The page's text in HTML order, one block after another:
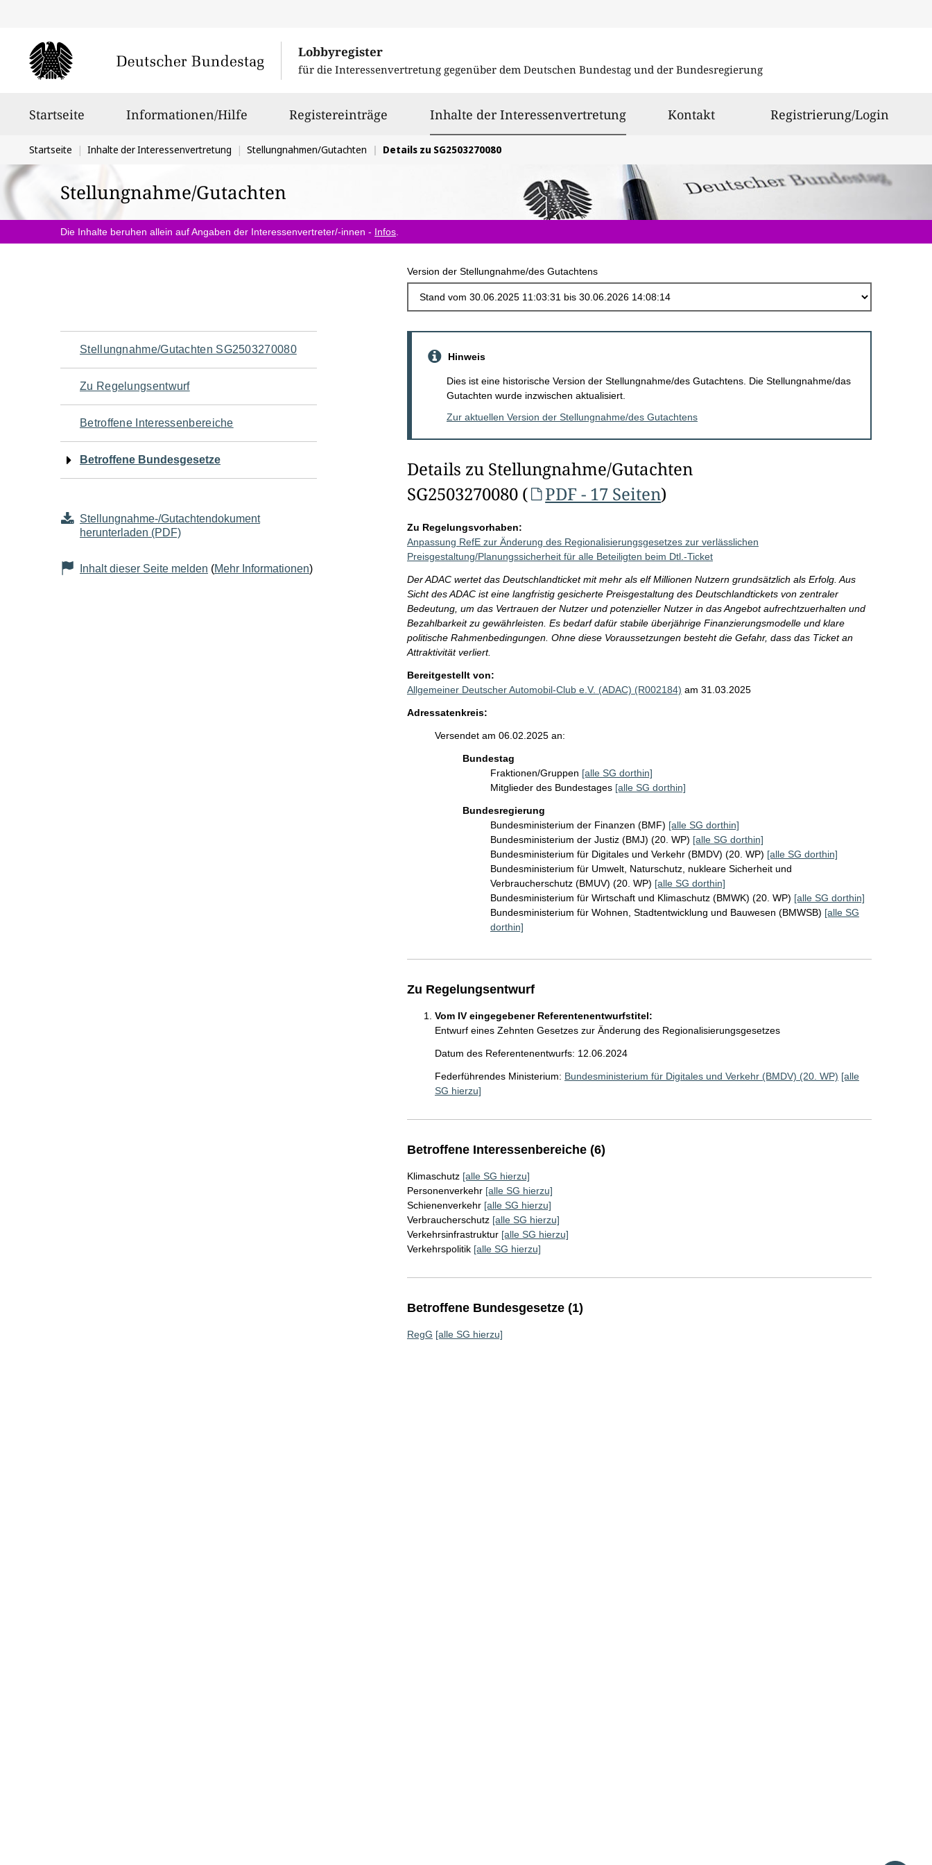
Lobbyregister
für die Interessenvertretung gegenüber dem Deutschen Bundestag und der Bundesregierung
Startseite Informationen/Hilfe Registereinträge Inhalte der Interessenvertretungausgewählt
Kontakt Registrierung/Login
Sie
befinden
sich
hier:
Startseite Inhalte der Interessenvertretung Stellungnahmen/Gutachten Details zu SG2503270080
Stellungnahme/Gutachten
Die Inhalte beruhen allein auf Angaben der Interessenvertreter/-innen - Infos
Version der Stellungnahme/des Gutachtens
Navigation
für
den
Seiteninhalt
Stellungnahme/Gutachten SG2503270080
Zu Regelungsentwurf
Betroffene Interessenbereiche
Betroffene Bundesgesetze
Stellungnahme-/Gutachtendokument
herunterladen (PDF)
Inhalt dieser Seite melden (Mehr Informationen)
Hinweis
Dies ist eine historische Version der Stellungnahme/des Gutachtens. Die Stellungnahme/das
Gutachten wurde inzwischen aktualisiert.
Zur aktuellen Version der Stellungnahme/des Gutachtens
Details zu Stellungnahme/Gutachten
SG2503270080 (
PDF - 17 Seiten)
Zu Regelungsvorhaben:
Anpassung RefE zur Änderung des Regionalisierungsgesetzes zur verlässlichen
Preisgestaltung/Planungssicherheit für alle Beteiligten beim Dtl.-Ticket
Der ADAC wertet das Deutschlandticket mit mehr als elf Millionen Nutzern grundsätzlich als Erfolg. Aus
Sicht des ADAC ist eine langfristig gesicherte Preisgestaltung des Deutschlandtickets von zentraler
Bedeutung, um das Vertrauen der Nutzer und potenzieller Nutzer in das Angebot aufrechtzuerhalten und
Bezahlbarkeit zu gewährleisten. Es bedarf dafür stabile überjährige Finanzierungsmodelle und klare
politische Rahmenbedingungen. Ohne diese Voraussetzungen besteht die Gefahr, dass das Ticket an
Attraktivität verliert.
Bereitgestellt von:
Allgemeiner Deutscher Automobil-Club e.V. (ADAC) (R002184) am 31.03.2025
Adressatenkreis:
Versendet am 06.02.2025 an:
Bundestag
Fraktionen/Gruppen [alle SG dorthin]
Mitglieder des Bundestages [alle SG dorthin]
Bundesregierung
Bundesministerium der Finanzen (BMF) [alle SG dorthin]
Bundesministerium der Justiz (BMJ) (20. WP) [alle SG dorthin]
Bundesministerium für Digitales und Verkehr (BMDV) (20. WP) [alle SG dorthin]
Bundesministerium für Umwelt, Naturschutz, nukleare Sicherheit und
Verbraucherschutz (BMUV) (20. WP) [alle SG dorthin]
Bundesministerium für Wirtschaft und Klimaschutz (BMWK) (20. WP) [alle SG dorthin]
Bundesministerium für Wohnen, Stadtentwicklung und Bauwesen (BMWSB) [alle SG
dorthin]
Zu Regelungsentwurf
Vom IV eingegebener Referentenentwurfstitel:
Entwurf eines Zehnten Gesetzes zur Änderung des Regionalisierungsgesetzes
Datum des Referentenentwurfs: 12.06.2024
Federführendes Ministerium: Bundesministerium für Digitales und Verkehr (BMDV) (20. WP) [alle
SG hierzu]
Betroffene Interessenbereiche (6)
Klimaschutz [alle SG hierzu]
Personenverkehr [alle SG hierzu]
Schienenverkehr [alle SG hierzu]
Verbraucherschutz [alle SG hierzu]
Verkehrsinfrastruktur [alle SG hierzu]
Verkehrspolitik [alle SG hierzu]
Betroffene Bundesgesetze (1)
RegG [alle SG hierzu]